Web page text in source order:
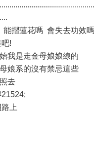
能摺蓮花嗎 會失去功效
!
我是走金母娘娘線的
娘系的沒有禁忌這些
去
上